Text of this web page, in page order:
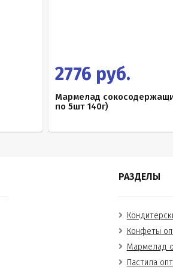
2776 руб.
Мармелад
по 5шт 140г)
РАЗДЕЛЫ
Конфеты
Мармелад
Пастила